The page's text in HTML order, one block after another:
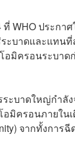
WHO ประกา
ะบาดและแทน
อมิครอนระบา
ะบาดใหญ่กำลั
อมิครอนภายใ
จากทั้งการ